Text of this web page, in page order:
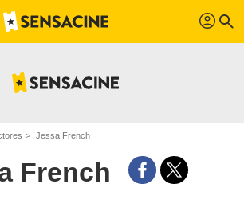
profil search
Jessa French
French